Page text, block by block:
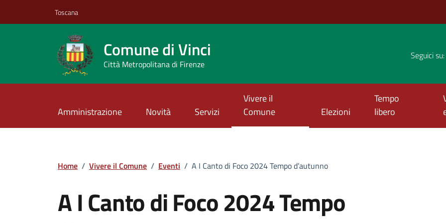
Toscana
Comune di Vinci
Città Metropolitana di Firenze
Seguici su:
Amministrazione Novità Servizi
Vivere il
Comune
Elezioni
Tempo
libero
Home / Vivere il Comune / Eventi / A I Canto di Foco 2024 Tempo d’autunno
A I Canto di Foco 2024 Tempo